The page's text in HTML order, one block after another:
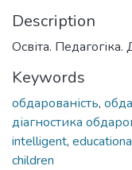
Description
Освіта.
Keywords
обдарованість,
діагностика
intelligent,
children